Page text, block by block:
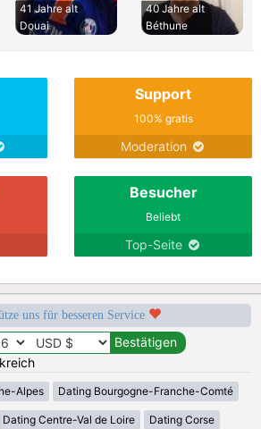
41 Jahre alt
Douai
40 Jahre alt
Béthune
Support
100% gratis
Moderation
Besucher
Beliebt
Top-Seite
uns für besseren Service
Alpes Dating Bourgogne-Franche-Comté
Dating Centre-Val de Loire Dating Corse